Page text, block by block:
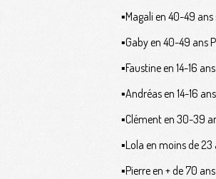
▪️Magali en 40-49
▪️Gaby en 40-49
▪️Faustine en 14-16
▪️Andréas en 14-16
▪️Clément en 30-39
▪️Lola en moins de
▪️Pierre en + de 70